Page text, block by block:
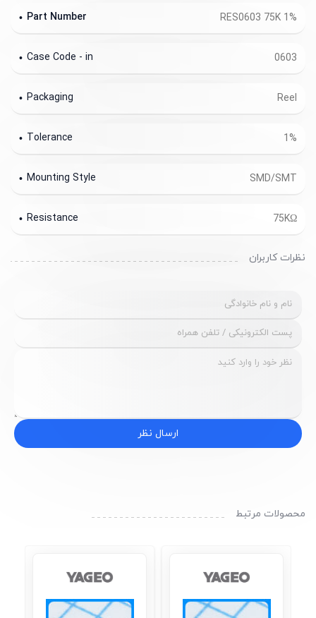
RES0603 75K 1%
Part Number
0603
Case Code - in
Reel
Packaging
1%
Tolerance
SMD/SMT
Mounting Style
75KΩ
Resistance
نظرات کاربران
ارسال نظر
محصولات مرتبط